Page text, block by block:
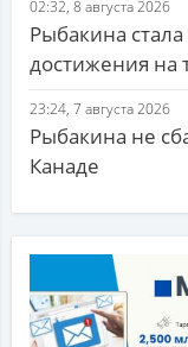
02:32, 8 августа 2026
Рыбакина
достижения на
23:24, 7 августа 2026
Рыбакина не
Канаде